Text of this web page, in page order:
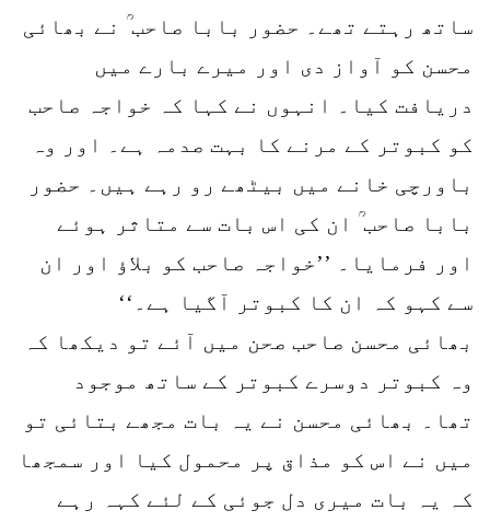
ساتھ رہتے تھے۔ حضور بابا صاحب ؒ نے بھائی
محسن کو آواز دی اور میرے بارے میں
دریافت کیا۔ انہوں نے کہا کہ خواجہ صاحب
کو کبوتر کے مرنے کا بہت صدمہ ہے۔ اور وہ
باورچی خانے میں بیٹھے رو رہے ہیں۔ حضور
بابا صاحب ؒ ان کی اس بات سے متاثر ہوئے
اور فرمایا۔ ’’خواجہ صاحب کو بلاؤ اور ان
سے کہو کہ ان کا کبوتر آگیا ہے۔‘‘
بھائی محسن صاحب صحن میں آئے تو دیکھا کہ
وہ کبوتر دوسرے کبوتر کے ساتھ موجود
تھا۔ بھائی محسن نے یہ بات مجھے بتائی تو
میں نے اس کو مذاق پر محمول کیا اور سمجھا
کہ یہ بات میری دل جوئی کے لئے کہہ رہے